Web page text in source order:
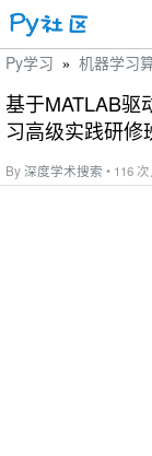
Py学习 » 机器学习
基于MATLAB驱
习高级实践研修
By深度学术搜索 • 116